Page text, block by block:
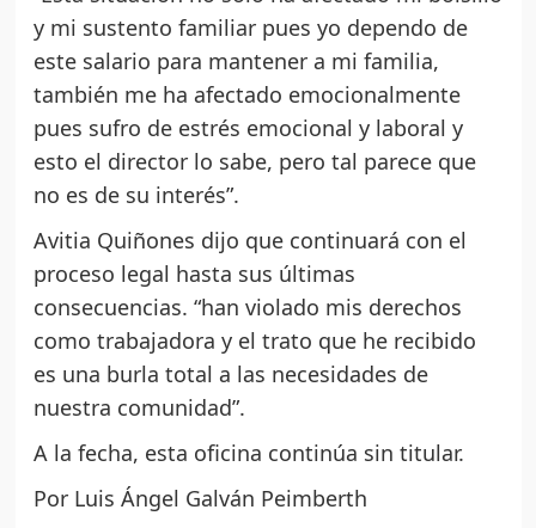
y mi sustento familiar pues yo dependo de
este salario para mantener a mi familia,
también me ha afectado emocionalmente
pues sufro de estrés emocional y laboral y
esto el director lo sabe, pero tal parece que
no es de su interés”.
Avitia Quiñones dijo que continuará con el
proceso legal hasta sus últimas
consecuencias. “han violado mis derechos
como trabajadora y el trato que he recibido
es una burla total a las necesidades de
nuestra comunidad”.
A la fecha, esta oficina continúa sin titular.
Por Luis Ángel Galván Peimberth